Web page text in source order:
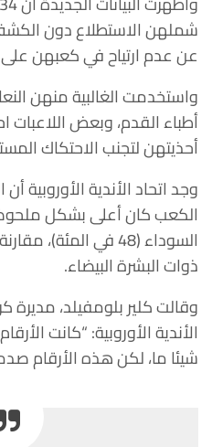
شملهن الاستطلاع دون
عن عدم ارتياح في كعبهن على
واستخدمت الغالبية منهن
أطباء القدم، وبعض
أحذيتهن لتجنب الاحتكاك
وجد اتحاد الأندية الأوروبية
الكعب كان أعلى بشكل
ذوات البشرة البيضاء.
وقالت كلير بلومفيلد، مديرة
الأندية الأوروبية: “كانت
شيئا ما، لكن هذه الأرقام